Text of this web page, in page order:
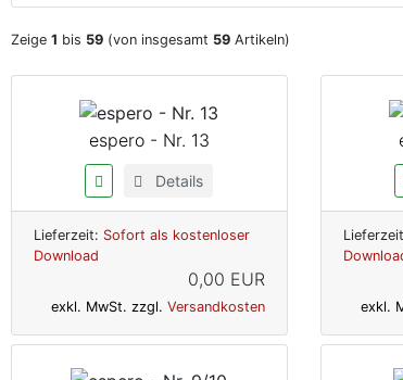
Zeige 1 bis 59 (von insgesamt 59 Artikeln)
espero - Nr. 13
Details
Lieferzeit: Sofort als kostenloser
Download
0,00 EUR
exkl. MwSt. zzgl. Versandkosten exkl.